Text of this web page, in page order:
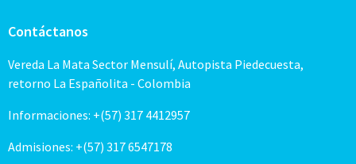
Contáctanos
Vereda La Mata Sector Mensulí, Autopista Piedecuesta,
retorno La Españolita - Colombia
Informaciones: +(57) 317 4412957
Admisiones: +(57) 317 6547178